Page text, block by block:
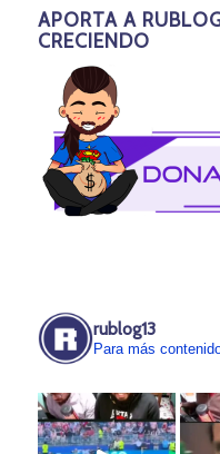
APORTA A
CRECIENDO
rublog13
Para más